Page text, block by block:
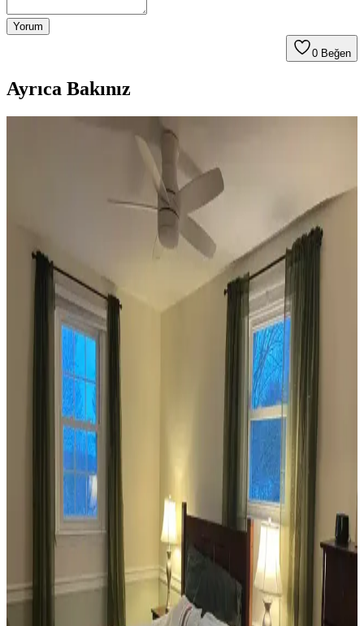
Yorum
0 Beğen
Ayrıca Bakınız
Koltuk ve Aksesuar Sandalyelerde Renk Uyumu ve
Dekorasyonda Görsel Denge Sağlama Yöntemleri
Koltuk ve aksesuar sandalyelerde renk uyumsuzluğu görsel rekabete
yol açabilir. Halı, perde, yastık ve mobilya yerleşimi ile renkler
dengelenerek mekanın estetik bütünlüğü sağlanır.
Ev Dekorasyonunda Denge ve Fonksiyonellik: Renk
Uyumu, Mobilya Yerleşimi ve Estetik İncelemesi
Reddit tartışması üzerinden ev dekorasyonunda renk uyumu,
mobilya yerleşimi ve aksesuar dengesi gibi unsurların yaşam
alanlarının estetik ve fonksiyonelliğini nasıl etkilediği inceleniyor.
Veranda Dekorasyonunda Bitki Seçimi, Aydınlatma
ve Mobilya Düzenlemeleriyle Estetik İyileştirme
Yöntemleri
Veranda dekorasyonunda bitkiler, halılar, aydınlatma ve mobilyaların
uyumlu kullanımı mekânı daha davetkâr ve fonksiyonel kılar. Doğru
seçimler verandanın atmosferini ve dış görünümünü güçlendirir.
Habitat'tan İkinci El Mobilya Alımı ve Ev
Dekorasyonunda Stil Oluşturma Yöntemleri
Habitat mağazalarından ikinci el mobilya alımı, ekonomik ve özgün
dekorasyon için fırsatlar sunar. Doğru seçim, temizlik ve stil
oluşturma evin atmosferini belirler.
Teal Renkli Sandalyenin Halı ve Dolapla
Uyumunda Renk Tonları ve Aksesuarların Rolü